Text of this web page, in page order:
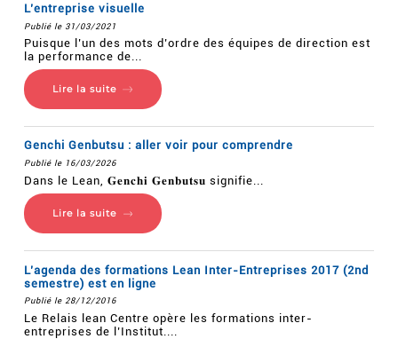
L’entreprise visuelle
Publié le 31/03/2021
Puisque l’un des mots d’ordre des équipes de direction est
la performance de...
Lire la suite
Genchi Genbutsu : aller voir pour comprendre
Publié le 16/03/2026
Dans le Lean, 𝐆𝐞𝐧𝐜𝐡𝐢 𝐆𝐞𝐧𝐛𝐮𝐭𝐬𝐮 signifie...
Lire la suite
L’agenda des formations Lean Inter-Entreprises 2017 (2nd
semestre) est en ligne
Publié le 28/12/2016
Le Relais lean Centre opère les formations inter-
entreprises de l’Institut....